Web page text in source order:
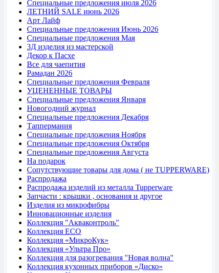
Специальные предложения июля 2026
ЛЕТНИЙ SALE июнь 2026
Арт Лайф
Специальные предложения Июнь 2026
Специальные предложения Мая
3Д изделия из мастерской
Декор к Пасхе
Все для чаепития
Рамадан 2026
Специальные предложения Февраля
УЦЕНЕННЫЕ ТОВАРЫ
Специальные предложения Января
Новогодний журнал
Специальные предложения Декабря
Таппермания
Специальные предложения Ноября
Специальные предложения Октября
Специальные предложения Августа
На подарок
Сопутствующие товары для дома ( не TUPPERWARE)
Распродажа
Распродажа изделий из металла Tupperware
Запчасти : крышки , основания и другое
Изделия из микрофибры
Инновационные изделия
Коллекция "Акваконтроль"
Коллекция ECO
Коллекция «МикроКук»
Коллекция «Ультра Про»
Коллекция для разогревания "Новая волна"
Коллекция кухонных приборов «Диско»